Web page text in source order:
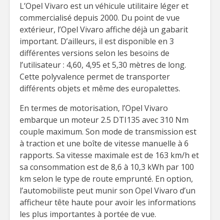
L’Opel Vivaro est un véhicule utilitaire léger et
commercialisé depuis 2000. Du point de vue
extérieur, l’Opel Vivaro affiche déjà un gabarit
important. D’ailleurs, il est disponible en 3
différentes versions selon les besoins de
l’utilisateur : 4,60, 4,95 et 5,30 mètres de long.
Cette polyvalence permet de transporter
différents objets et même des europalettes.
En termes de motorisation, l’Opel Vivaro
embarque un moteur 2.5 DTI135 avec 310 Nm
couple maximum. Son mode de transmission est
à traction et une boîte de vitesse manuelle à 6
rapports. Sa vitesse maximale est de 163 km/h et
sa consommation est de 8,6 à 10,3 kWh par 100
km selon le type de route emprunté. En option,
l’automobiliste peut munir son Opel Vivaro d’un
afficheur tête haute pour avoir les informations
les plus importantes à portée de vue.